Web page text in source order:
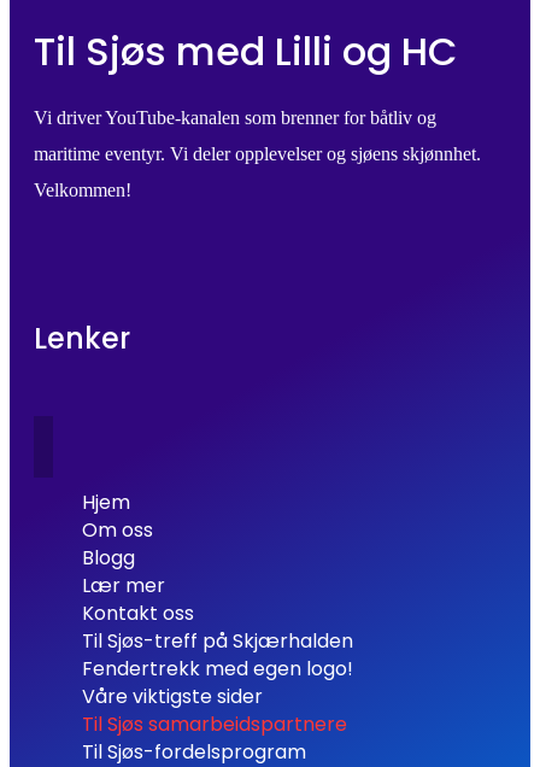
Til Sjøs med Lilli og HC
Vi driver YouTube-kanalen som brenner for båtliv og
maritime eventyr. Vi deler opplevelser og sjøens skjønnhet.
Velkommen!
Lenker
Hjem
Om oss
Blogg
Lær mer
Kontakt oss
Til Sjøs-treff på Skjærhalden
Fendertrekk med egen logo!
Våre viktigste sider
Til Sjøs samarbeidspartnere
Til Sjøs-fordelsprogram